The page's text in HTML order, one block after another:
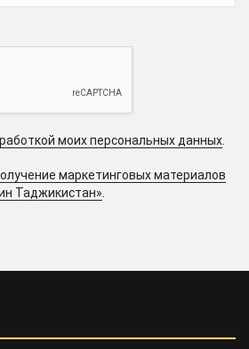
моих персональных данных
маркетинговых материалов
Таджикистан».